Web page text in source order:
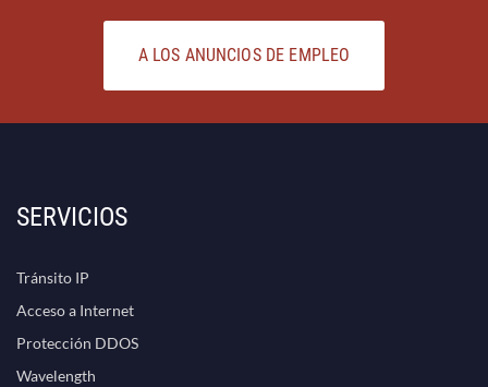
A LOS ANUNCIOS DE EMPLEO
SERVICIOS
Tránsito IP
Acceso a Internet
Protección DDOS
Wavelength